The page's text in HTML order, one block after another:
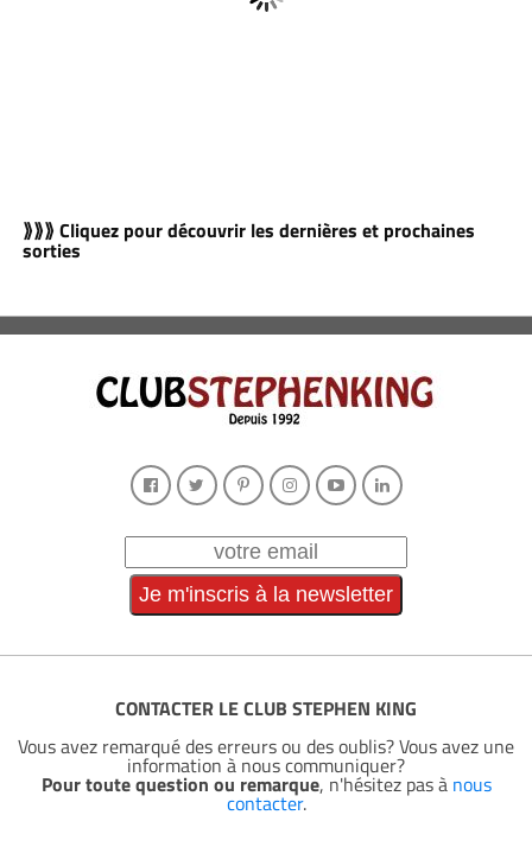
⟫⟫⟫ Cliquez pour découvrir les dernières et prochaines
sorties
CONTACTER LE CLUB STEPHEN KING
Vous avez remarqué des erreurs ou des oublis? Vous avez une
information à nous communiquer?
Pour toute question ou remarque, n'hésitez pas à nous
contacter.